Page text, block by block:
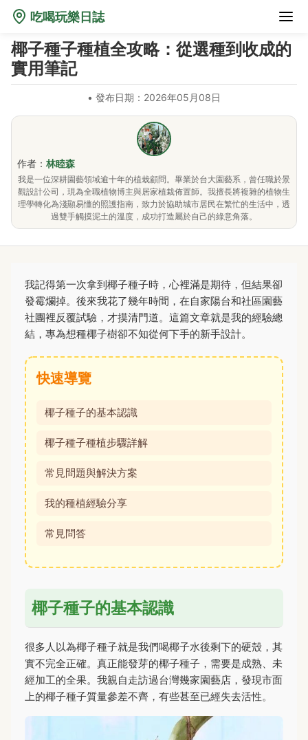
吃喝玩樂日誌
椰子種子種植全攻略：從選種到收成的
實用筆記
• 發布日期：2026年05月08日
作者： 林睦森
我是一位深耕園藝領域逾十年的植栽顧問。畢業於台大園藝系，曾任職於景
觀設計公司，現為全職植物博主與居家植栽佈置師。我擅長將複雜的植物生
理學轉化為淺顯易懂的照護指南，致力於協助城市居民在繁忙的生活中，透
過雙手觸摸泥土的溫度，成功打造屬於自己的綠意角落。
我記得第一次拿到椰子種子時，心裡滿是期待，但結果卻
發霉爛掉。後來我花了幾年時間，在自家陽台和社區園藝
社團裡反覆試驗，才摸清門道。這篇文章就是我的經驗總
結，專為想種椰子樹卻不知從何下手的新手設計。
快速導覽
椰子種子的基本認識
椰子種子種植步驟詳解
常見問題與解決方案
我的種植經驗分享
常見問答
椰子種子的基本認識
很多人以為椰子種子就是我們喝椰子水後剩下的硬殼，其
實不完全正確。真正能發芽的椰子種子，需要是成熟、未
經加工的全果。我親自走訪過台灣幾家園藝店，發現市面
上的椰子種子質量參差不齊，有些甚至已經失去活性。